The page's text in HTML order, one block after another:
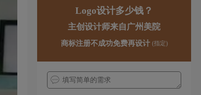
Logo设计多少钱？
主创设计师来自广州美院
商标注册不成功免费再设计 (指定)